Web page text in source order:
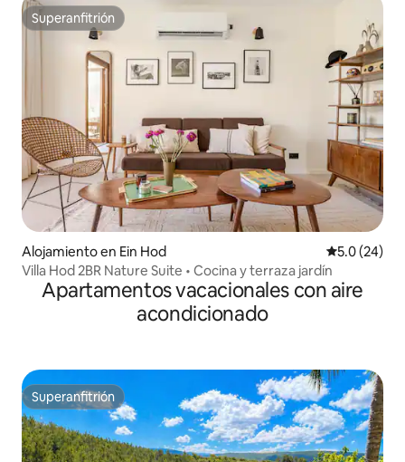
Superanfitrión
Superanfitrión
Alojamiento en Ein Hod Calificación
5.0 (24)
Villa Hod 2BR Nature Suite • Cocina y terraza jardín
Apartamentos vacacionales con aire
acondicionado
Superanfitrión
Superanfitrión